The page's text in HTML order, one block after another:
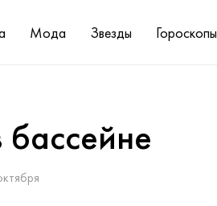
Мода Звезды Гороскопы